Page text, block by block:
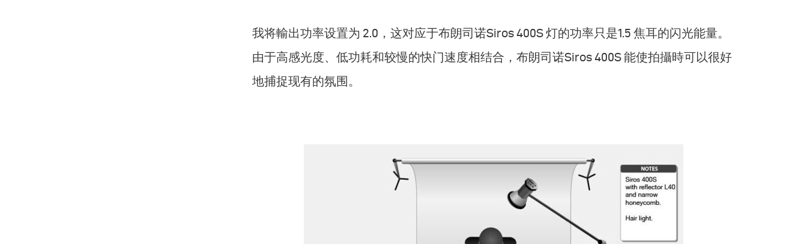
我将輸出功率设置为 2.0，这对应于布朗司诺Siros 400S 灯的功率只是1.5 焦耳的闪光能量。
由于高感光度、低功耗和较慢的快门速度相结合，布朗司诺Siros 400S 能使拍攝時可以很好
地捕捉现有的氛围。